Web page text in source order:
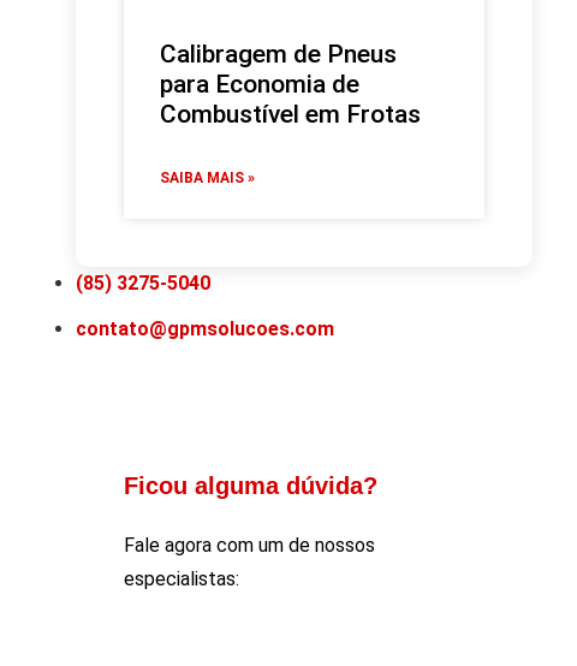
Calibragem de Pneus
para Economia de
Combustível em Frotas
SAIBA MAIS »
(85) 3275-5040
contato@gpmsolucoes.com
Ficou alguma dúvida?
Fale agora com um de nossos
especialistas: